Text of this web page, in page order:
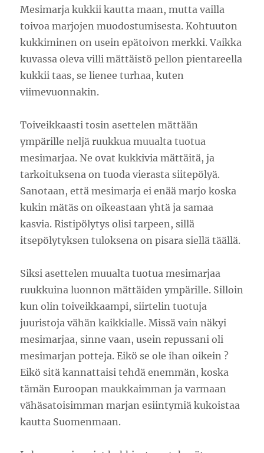
Mesimarja kukkii kautta maan, mutta vailla
toivoa marjojen muodostumisesta. Kohtuuton
kukkiminen on usein epätoivon merkki. Vaikka
kuvassa oleva villi mättäistö pellon pientareella
kukkii taas, se lienee turhaa, kuten
viimevuonnakin.
Toiveikkaasti tosin asettelen mättään
ympärille neljä ruukkua muualta tuotua
mesimarjaa. Ne ovat kukkivia mättäitä, ja
tarkoituksena on tuoda vierasta siitepölyä.
Sanotaan, että mesimarja ei enää marjo koska
kukin mätäs on oikeastaan yhtä ja samaa
kasvia. Ristipölytys olisi tarpeen, sillä
itsepölytyksen tuloksena on pisara siellä täällä.
Siksi asettelen muualta tuotua mesimarjaa
ruukkuina luonnon mättäiden ympärille. Silloin
kun olin toiveikkaampi, siirtelin tuotuja
juuristoja vähän kaikkialle. Missä vain näkyi
mesimarjaa, sinne vaan, usein repussani oli
mesimarjan potteja. Eikö se ole ihan oikein ?
Eikö sitä kannattaisi tehdä enemmän, koska
tämän Euroopan maukkaimman ja varmaan
vähäsatoisimman marjan esiintymiä kukoistaa
kautta Suomenmaan.